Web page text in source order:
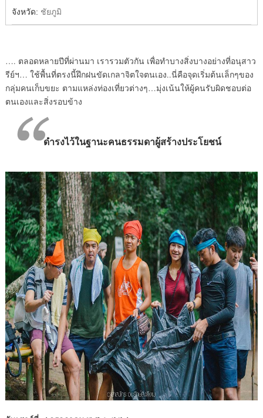
จังหวัด: ชัยภูมิ
…. ตลอดหลายปีที่ผ่านมา เรารวมตัวกัน เพื่อทำบางสิ่งบางอย่างที่อนุสาว
รีย์ฯ… ใช้พื้นที่ตรงนี้ฝึกฝนขัดเกลาจิตใจตนเอง..นี่คือจุดเริ่มต้นเล็กๆของ
กลุ่มคนเก็บขยะ ตามแหล่งท่องเที่ยวต่างๆ…มุ่งเน้นให้ผู้คนรับผิดชอบต่อ
ตนเองและสิ่งรอบข้าง
ดำรงไว้ในฐานะคนธรรมดาผู้สร้างประโยชน์